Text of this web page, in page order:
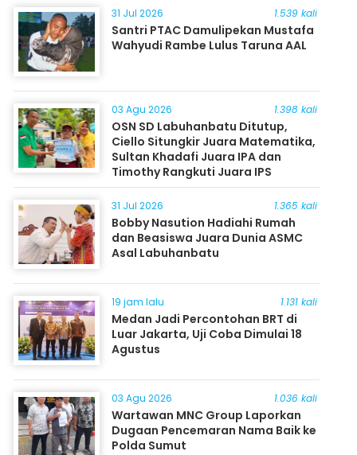
31 Jul 2026 1.539 kali
Santri PTAC Damulipekan Mustafa
Wahyudi Rambe Lulus Taruna AAL
03 Agu 2026 1.398 kali
OSN SD Labuhanbatu Ditutup,
Ciello Situngkir Juara Matematika,
Sultan Khadafi Juara IPA dan
Timothy Rangkuti Juara IPS
31 Jul 2026 1.365 kali
Bobby Nasution Hadiahi Rumah
dan Beasiswa Juara Dunia ASMC
Asal Labuhanbatu
19 jam lalu 1.131 kali
Medan Jadi Percontohan BRT di
Luar Jakarta, Uji Coba Dimulai 18
Agustus
03 Agu 2026 1.036 kali
Wartawan MNC Group Laporkan
Dugaan Pencemaran Nama Baik ke
Polda Sumut